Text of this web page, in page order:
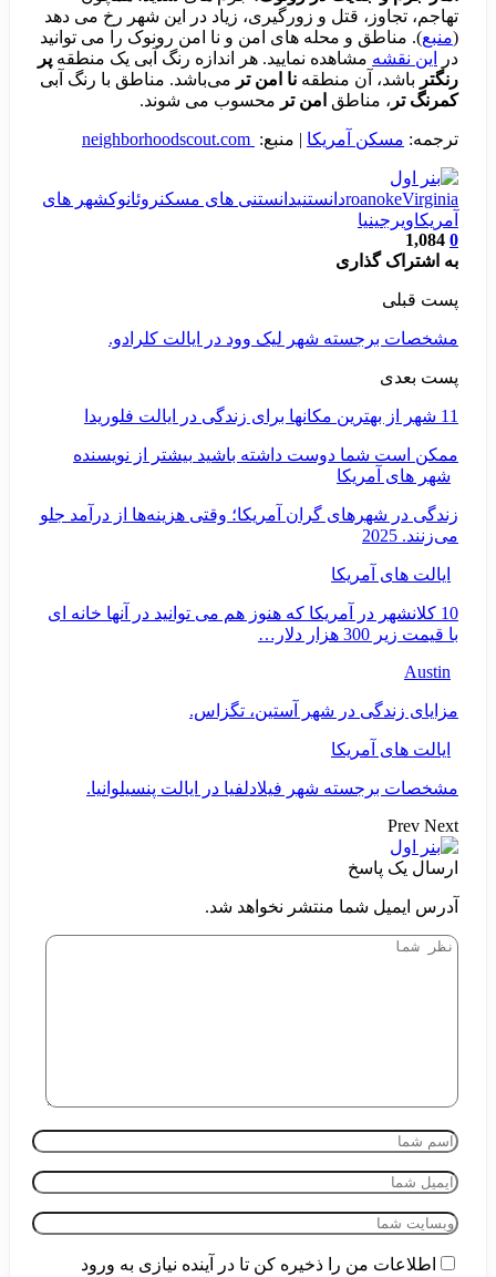
تهاجم، تجاوز، قتل و زورگیری، زیاد در این شهر رخ می دهد
(منبع). مناطق و محله های امن و نا امن رونوک را می توانید
در
این نقشه مشاهده نمایید. هر اندازه رنگ آبی یک منطقه پر
رنگتر باشد، آن منطقه نا امن تر می‌باشد. مناطق با رنگ آبی
کمرنگ تر ، مناطق امن تر محسوب می شوند.
ترجمه: مسکن آمریکا | منبع:
roanokeVirginia دانستنیدانستنی های مسکنروئانوکشهر های
آمریکاویرجینیا
0
1,084
به اشتراک گذاری
پست قبلی
مشخصات برجسته شهر لیک وود در ایالت کلرادو.
پست بعدی
11 شهر از بهترین مکانها برای زندگی در ایالت فلوریدا
ممکن است شما دوست داشته باشید بیشتر از نویسنده
شهر های آمریکا
زندگی در شهرهای گران آمریکا؛ وقتی هزینه‌ها از درآمد جلو
می‌زنند. 2025
ایالت های آمریکا
10 کلانشهر در آمریکا که هنوز هم می توانید در آنها خانه ای
با قیمت زیر 300 هزار دلار…
Austin
مزایای زندگی در شهر آستین، تگزاس.
ایالت های آمریکا
مشخصات برجسته شهر فیلادلفیا در ایالت پنسیلوانیا.
Prev Next
ارسال یک پاسخ
آدرس ایمیل شما منتشر نخواهد شد.
اطلاعات من را ذخیره کن تا در آینده نیازی به ورود